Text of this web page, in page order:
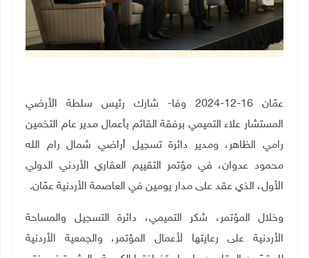
عمّان 16-12-2024 وفا- شارك رئيس سلطة الأرضي
المستشار علاء التميمي برفقة القائم بأعمال مدير عام التخمين
رامي الظاهر، ومدير دائرة تسجيل أراضي شمال رام الله
محمود عدوان، في مؤتمر التقييم العقاري الأردني الدولي
الأول، الذي عقد على مدار يومين في العاصمة الأردنية عمّان.
وخلال المؤتمر، شكر التميمي، دائرة التسجيل والمساحة
الأردنية على رعايتها لأعمال المؤتمر، والجمعية الأردنية